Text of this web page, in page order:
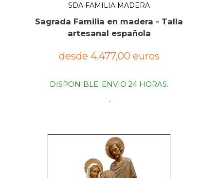
SDA FAMILIA MADERA
Sagrada Familia en madera - Talla
artesanal española
desde 4.477,00 euros
DISPONIBLE. ENVIO 24 HORAS.
.